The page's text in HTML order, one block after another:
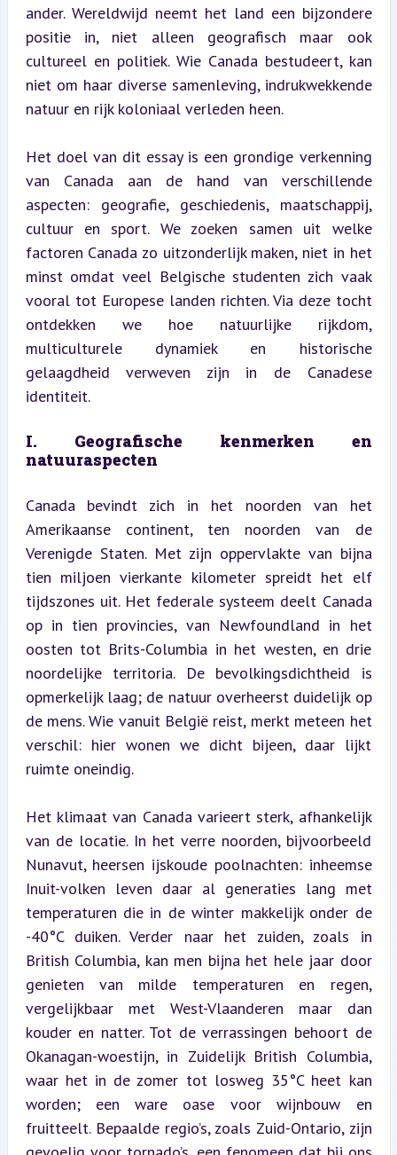
ander. Wereldwijd neemt het land een bijzondere
positie in, niet alleen geografisch maar ook
cultureel en politiek. Wie Canada bestudeert, kan
niet om haar diverse samenleving, indrukwekkende
natuur en rijk koloniaal verleden heen.
Het doel van dit essay is een grondige verkenning
van Canada aan de hand van verschillende
aspecten: geografie, geschiedenis, maatschappij,
cultuur en sport. We zoeken samen uit welke
factoren Canada zo uitzonderlijk maken, niet in het
minst omdat veel Belgische studenten zich vaak
vooral tot Europese landen richten. Via deze tocht
ontdekken we hoe natuurlijke rijkdom,
multiculturele dynamiek en historische
gelaagdheid verweven zijn in de Canadese
identiteit.
I. Geografische kenmerken en
natuuraspecten
Canada bevindt zich in het noorden van het
Amerikaanse continent, ten noorden van de
Verenigde Staten. Met zijn oppervlakte van bijna
tien miljoen vierkante kilometer spreidt het elf
tijdszones uit. Het federale systeem deelt Canada
op in tien provincies, van Newfoundland in het
oosten tot Brits-Columbia in het westen, en drie
noordelijke territoria. De bevolkingsdichtheid is
opmerkelijk laag; de natuur overheerst duidelijk op
de mens. Wie vanuit België reist, merkt meteen het
verschil: hier wonen we dicht bijeen, daar lijkt
ruimte oneindig.
Het klimaat van Canada varieert sterk, afhankelijk
van de locatie. In het verre noorden, bijvoorbeeld
Nunavut, heersen ijskoude poolnachten: inheemse
Inuit-volken leven daar al generaties lang met
temperaturen die in de winter makkelijk onder de
-40°C duiken. Verder naar het zuiden, zoals in
British Columbia, kan men bijna het hele jaar door
genieten van milde temperaturen en regen,
vergelijkbaar met West-Vlaanderen maar dan
kouder en natter. Tot de verrassingen behoort de
Okanagan-woestijn, in Zuidelijk British Columbia,
waar het in de zomer tot losweg 35°C heet kan
worden; een ware oase voor wijnbouw en
fruitteelt. Bepaalde regio’s, zoals Zuid-Ontario, zijn